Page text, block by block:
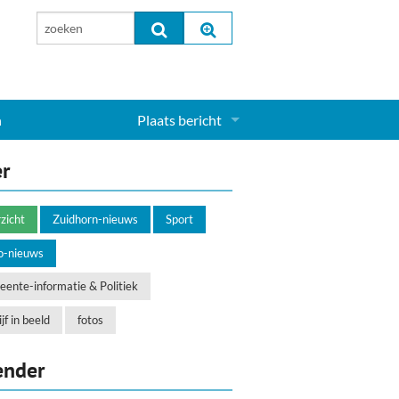
Plaats bericht
Zuidhorn-nieuws Sport
nieuws
informatie & Politiek
in beeld fotos